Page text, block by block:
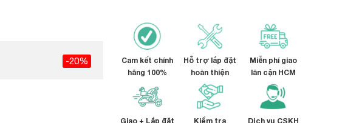
-20%
Cam kết chính
hãng 100%
Hỗ trợ lắp đặt
hoàn thiện
Miễn phí giao
lân cận HCM
Giao + Lắp đặt
Kiểm tra
Dịch vụ CSKH